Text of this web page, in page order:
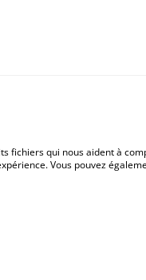
fichiers qui nous aident à
Vous pouvez